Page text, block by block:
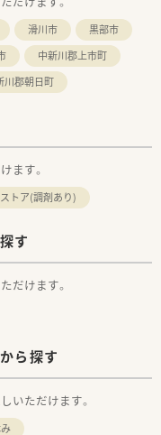
滑川市
黒部市
中新川郡上市町
川郡朝日町
ます。
トア(調剤あり)
す
だけます。
ら探す
いただけます。